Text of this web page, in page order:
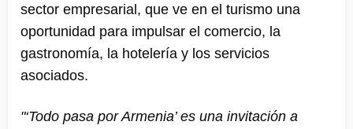
sector empresarial, que ve en el turismo una
oportunidad para impulsar el comercio, la
gastronomía, la hotelería y los servicios
asociados.
"‘Todo pasa por Armenia’ es una invitación a